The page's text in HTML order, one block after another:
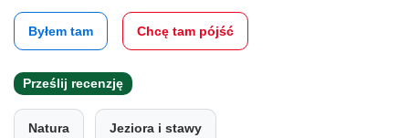
Byłem tam Chcę tam pójść
Prześlij recenzję
Natura Jeziora i stawy